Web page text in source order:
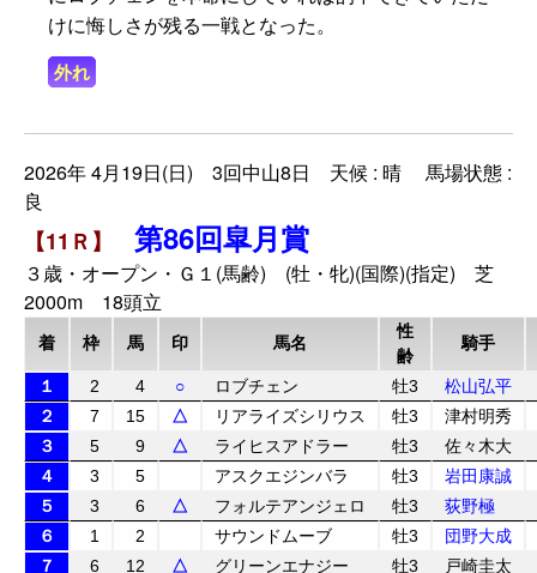
けに悔しさが残る一戦となった。
外れ
2026年 4月19日(日) 3回中山8日 天候 : 晴 馬場状態 :
良
【11Ｒ】 第86回皐月賞
３歳・オープン・Ｇ１(馬齢) (牡・牝)(国際)(指定) 芝
2000m 18頭立
着 枠 馬 印 馬名
性
齢
騎手
１ 2 4 ○ ロブチェン 牡3
松山弘平
２
7 15 △ リアライズシリウス 牡3
津村明秀
３
5 9 △ ライヒスアドラー 牡3
佐々木大
４
3 5 アスクエジンバラ 牡3
岩田康誠
５
3 6 △ フォルテアンジェロ 牡3
荻野極
６
1 2 サウンドムーブ 牡3
団野大成
７
6 12 △ グリーンエナジー 牡3
戸崎圭太